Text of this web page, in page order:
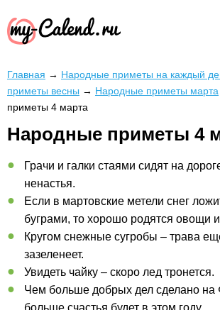
Главная → Народные приметы на каждый
приметы весны → Народные приметы марта
приметы 4 марта
Народные приметы 4
Грачи и галки стаями сидят на
ненастья.
Если в мартовские метели снег
буграми, то хорошо родятся овощи
Кругом снежные сугробы – трава
зазеленеет.
Увидеть чайку – скоро лед тронется.
Чем больше добрых дел сделано на